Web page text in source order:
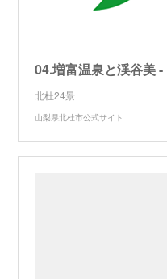
04.増富温泉と渓谷美
北杜24景
山梨県北杜市公式サイト